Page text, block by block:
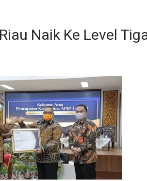
Naik Ke Level